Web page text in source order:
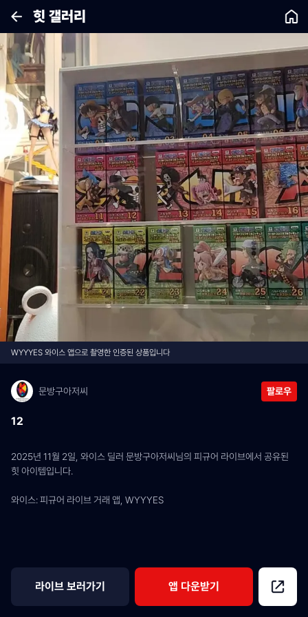
힛 갤러리
WYYYES 와이스 앱으로 촬영한 인증된 상품입니다
문방구아저씨 팔로우
12
2025년 11월 2일, 와이스 딜러 문방구아저씨님의 피규어 라이브에서 공유된
힛 아이템입니다.
와이스: 피규어 라이브 거래 앱, WYYYES
라이브 보러가기 앱 다운받기